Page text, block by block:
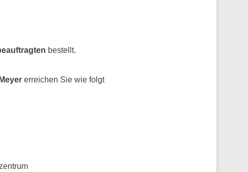
bestellt.
erreichen Sie wie folgt